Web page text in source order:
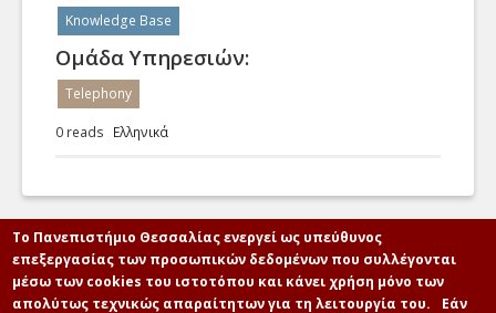
Knowledge Base
Ομάδα Υπηρεσιών:
Telephony
0 reads Ελληνικά
Το Πανεπιστήμιο Θεσσαλίας ενεργεί ως υπεύθυνος
επεξεργασίας των προσωπικών δεδομένων που συλλέγονται
μέσω των cookies του ιστοτόπου και κάνει χρήση μόνο των
απολύτως τεχνικώς απαραίτητων για τη λειτουργία του.
Εάν